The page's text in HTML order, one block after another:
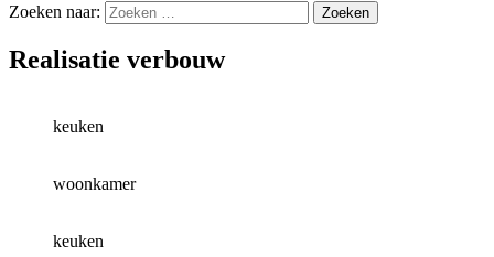
Zoeken naar:
Realisatie verbouw
keuken
woonkamer
keuken